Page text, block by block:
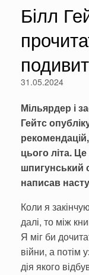
Білл
31.05.2024
Мільярдер і
Гейтс
цього літа.
шпигунський
написав
Коли я
далі, то між
Я міг би
війни, а потім
дія якого